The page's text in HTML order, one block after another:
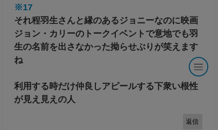
※17
それ程羽生さんと縁のあるジョニーなのに映画
ジョン・カリーのトークイベントで意地でも羽
生の名前を出さなかった拗らせぶりが笑えます
ね
利用する時だけ仲良しアピールする下衆い根性
が見え見えの人
返信